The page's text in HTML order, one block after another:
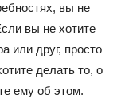
вы не
вы не хотите
или друг, просто
делать то, о
ему об этом.